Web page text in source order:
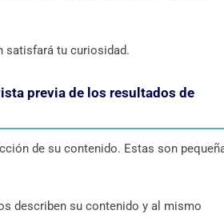
satisfará tu curiosidad.
previa de los resultados de
de su contenido. Estas son
describen su contenido y al mismo